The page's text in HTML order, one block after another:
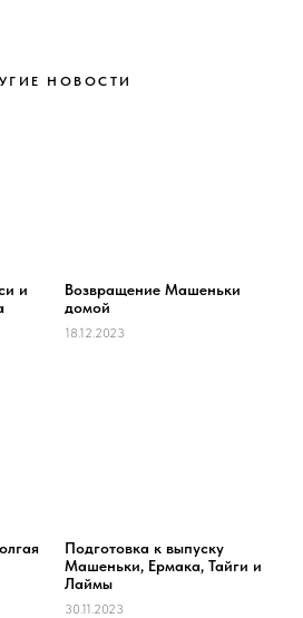
НОВОСТИ
и
Возвращение Машеньки
домой
18.12.2023
Подготовка к выпуску
Машеньки, Ермака, Тайги и
Лаймы
30.11.2023